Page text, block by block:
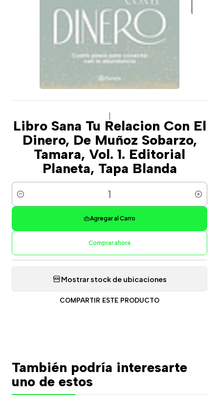
Libro Sana Tu Relacion Con El
Dinero, De Muñoz Sobarzo,
Tamara, Vol. 1. Editorial
Planeta, Tapa Blanda
Cantidad
Agregar al Carro
Comprar ahora
Mostrar stock de ubicaciones
COMPARTIR ESTE PRODUCTO
También podría interesarte
uno de estos